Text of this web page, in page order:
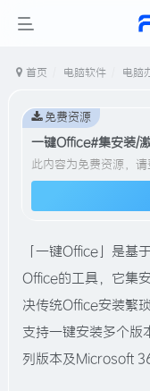
首页 电脑软件 电脑
此内容为免费资源，
免费资源
「一键Office」是基
Office的工具，它集
决传统Office安装繁
支持一键安装多个版
列版本及Microsoft